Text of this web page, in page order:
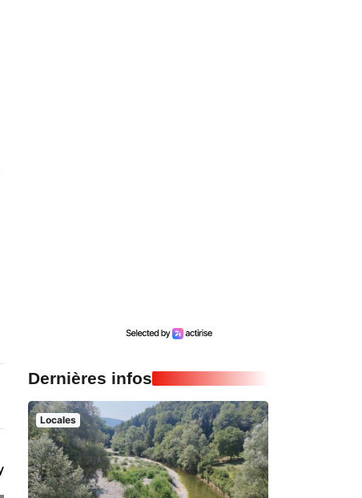
Dernières infos
Locales